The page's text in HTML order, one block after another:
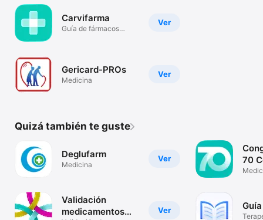
Ver
Carvifarma
Guía de fármacos
Ver
Gericard-PROs
Medicina
Quizá también te guste
Ver
Deglufarm
Medicina
Ver
Validación
medicamentos
70